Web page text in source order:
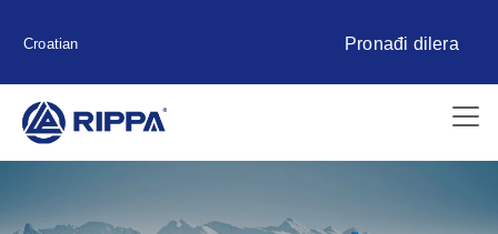
Croatian Pronađi dilera